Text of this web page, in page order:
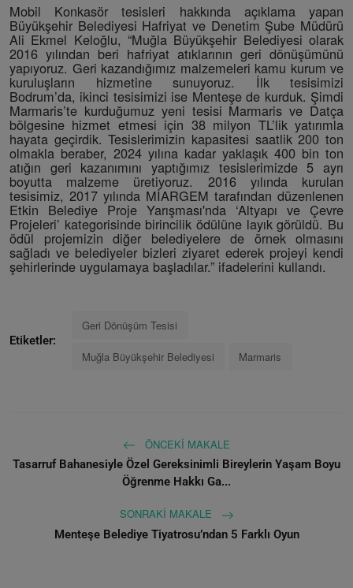
Mobil Konkasör tesisleri hakkında açıklama yapan
Büyükşehir Belediyesi Hafriyat ve Denetim Şube Müdürü
Ali Ekmel Keloğlu, “Muğla Büyükşehir Belediyesi olarak
2016 yılından beri hafriyat atıklarının geri dönüşümünü
yapıyoruz. Geri kazandığımız malzemeleri kamu kurum ve
kuruluşların hizmetine sunuyoruz. İlk tesisimizi
Bodrum’da, ikinci tesisimizi ise Menteşe de kurduk. Şimdi
Marmaris’te kurduğumuz yeni tesisi Marmaris ve Datça
bölgesine hizmet etmesi için 38 milyon TL’lik yatırımla
hayata geçirdik. Tesislerimizin kapasitesi saatlik 200 ton
olmakla beraber, 2024 yılına kadar yaklaşık 400 bin ton
atığın geri kazanımını yaptığımız tesislerimizde 5 ayrı
boyutta malzeme üretiyoruz. 2016 yılında kurulan
tesisimiz, 2017 yılında MİARGEM tarafından düzenlenen
Etkin Belediye Proje Yarışması'nda ‘Altyapı ve Çevre
Projeleri’ kategorisinde birincilik ödülüne layık görüldü. Bu
ödül projemizin diğer belediyelere de örnek olmasını
sağladı ve belediyeler bizleri ziyaret ederek projeyi kendi
şehirlerinde uygulamaya başladılar.” ifadelerini kullandı.
Etiketler:
Geri Dönüşüm Tesisi
Muğla Büyükşehir Belediyesi Marmaris
ÖNCEKI MAKALE
Tasarruf Bahanesiyle Özel Gereksinimli Bireylerin Yaşam Boyu
Öğrenme Hakkı Ga...
SONRAKI MAKALE
Menteşe Belediye Tiyatrosu’ndan 5 Farklı Oyun